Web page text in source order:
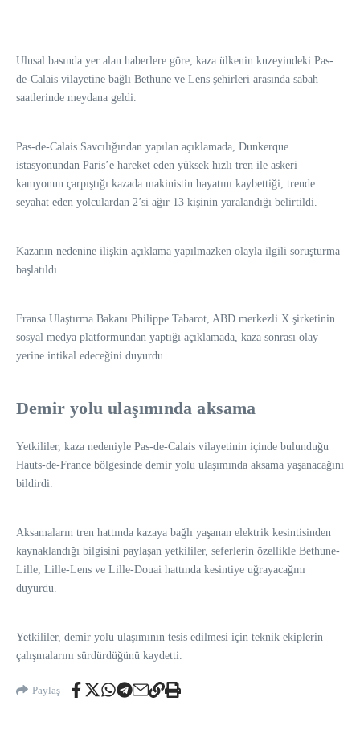
Ulusal basında yer alan haberlere göre, kaza ülkenin kuzeyindeki Pas-
de-Calais vilayetine bağlı Bethune ve Lens şehirleri arasında sabah
saatlerinde meydana geldi.
Pas-de-Calais Savcılığından yapılan açıklamada, Dunkerque
istasyonundan Paris’e hareket eden yüksek hızlı tren ile askeri
kamyonun çarpıştığı kazada makinistin hayatını kaybettiği, trende
seyahat eden yolculardan 2’si ağır 13 kişinin yaralandığı belirtildi.
Kazanın nedenine ilişkin açıklama yapılmazken olayla ilgili soruşturma
başlatıldı.
Fransa Ulaştırma Bakanı Philippe Tabarot, ABD merkezli X şirketinin
sosyal medya platformundan yaptığı açıklamada, kaza sonrası olay
yerine intikal edeceğini duyurdu.
Demir yolu ulaşımında aksama
Yetkililer, kaza nedeniyle Pas-de-Calais vilayetinin içinde bulunduğu
Hauts-de-France bölgesinde demir yolu ulaşımında aksama yaşanacağını
bildirdi.
Aksamaların tren hattında kazaya bağlı yaşanan elektrik kesintisinden
kaynaklandığı bilgisini paylaşan yetkililer, seferlerin özellikle Bethune-
Lille, Lille-Lens ve Lille-Douai hattında kesintiye uğrayacağını
duyurdu.
Yetkililer, demir yolu ulaşımının tesis edilmesi için teknik ekiplerin
çalışmalarını sürdürdüğünü kaydetti.
Paylaş